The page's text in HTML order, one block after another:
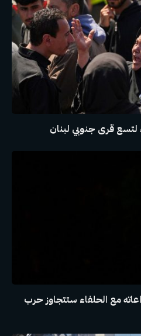
لتسع قرى جنوبي لبنان
مع الحلفاء ستتجاوز حرب